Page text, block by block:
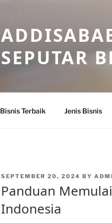
SEPUTAR
Bisnis Terbaik Jenis Bisnis
POSTED
SEPTEMBER 20, 2024 BY
Panduan
Indonesia